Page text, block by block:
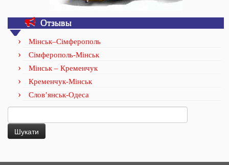
Отзывы
Мінськ–Сімферополь
Сімферополь-Мінськ
Мінськ – Кременчук
Кременчук-Мінськ
Слов’янськ-Одеса